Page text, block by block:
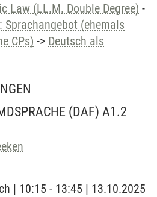
Law (LL.M. Double Degree) -
(ehemals
CPs) -> Deutsch als
(DAF) A1.2
| 10:15 - 13:45 | 13.10.2025